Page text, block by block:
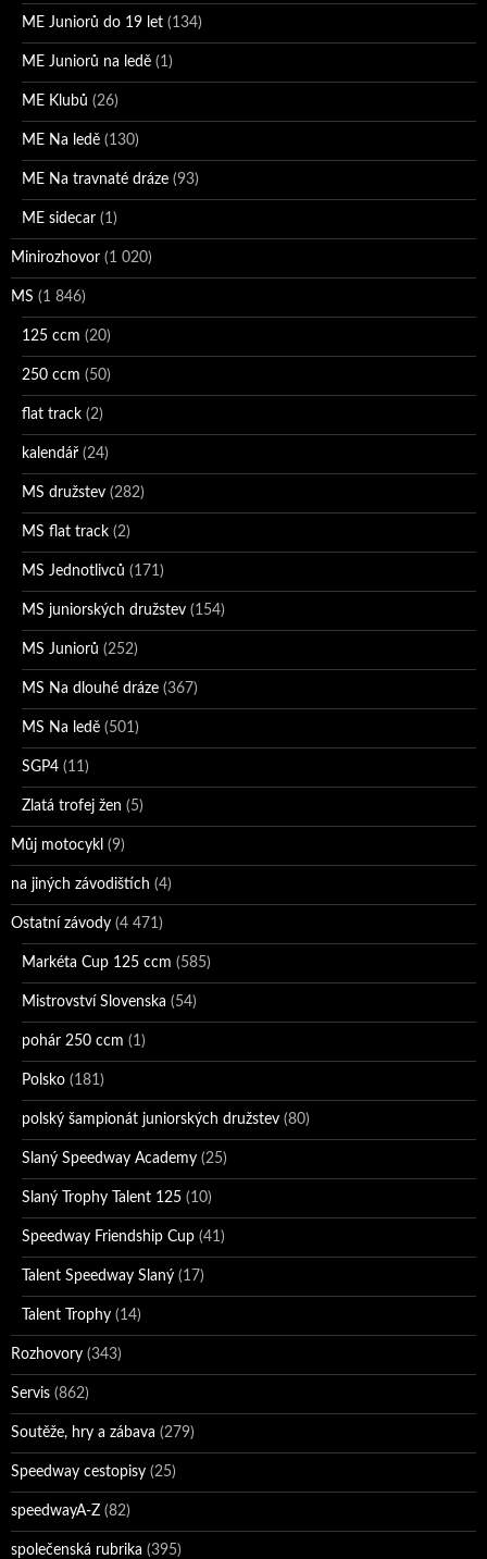
ME Juniorů do 19 let (134)
ME Juniorů na ledě (1)
ME Klubů (26)
ME Na ledě (130)
ME Na travnaté dráze (93)
ME sidecar (1)
Minirozhovor (1 020)
MS (1 846)
125 ccm (20)
250 ccm (50)
flat track (2)
kalendář (24)
MS družstev (282)
MS flat track (2)
MS Jednotlivců (171)
MS juniorských družstev (154)
MS Juniorů (252)
MS Na dlouhé dráze (367)
MS Na ledě (501)
SGP4 (11)
Zlatá trofej žen (5)
Můj motocykl (9)
na jiných závodištích (4)
Ostatní závody (4 471)
Markéta Cup 125 ccm (585)
Mistrovství Slovenska (54)
pohár 250 ccm (1)
Polsko (181)
polský šampionát juniorských družstev (80)
Slaný Speedway Academy (25)
Slaný Trophy Talent 125 (10)
Speedway Friendship Cup (41)
Talent Speedway Slaný (17)
Talent Trophy (14)
Rozhovory (343)
Servis (862)
Soutěže, hry a zábava (279)
Speedway cestopisy (25)
speedwayA-Z (82)
společenská rubrika (395)